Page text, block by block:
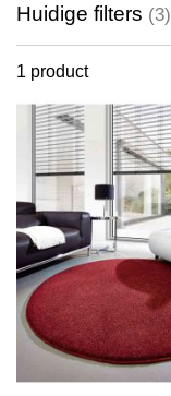
1 product
Huidige filters